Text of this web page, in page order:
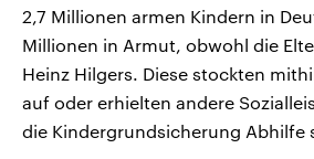
2,7 Millionen armen Kindern in
Millionen in Armut, obwohl die
Heinz Hilgers. Diese stockten
auf oder erhielten andere
die Kindergrundsicherung Abhilfe